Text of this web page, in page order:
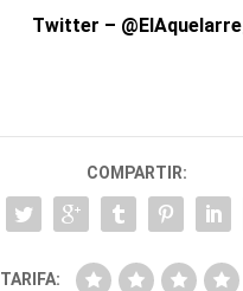
Twitter – @ElAquelarre_
COMPARTIR:
TARIFA: